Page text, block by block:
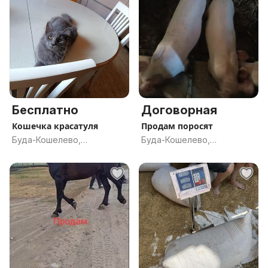
Бесплатно
Кошечка красатуля
Буда-Кошелево,
Договорная
Продам поросят
Буда-Кошелево,